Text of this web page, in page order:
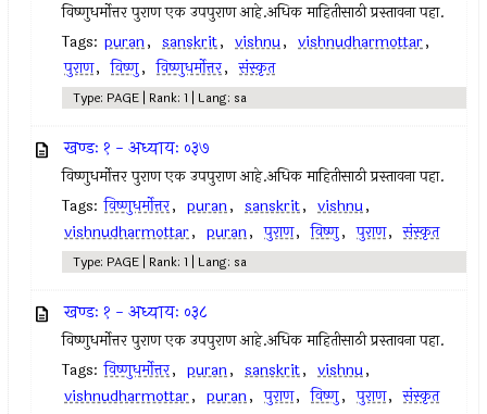
विष्णुधर्मोत्तर पुराण एक उपपुराण आहे.अधिक माहितीसाठी प्रस्तावना पहा.
Tags: puran, sanskrit, vishnu, vishnudharmottar,
पुराण, विष्णु, विष्णुधर्मोत्तर, संस्कृत
Type: PAGE | Rank: 1 | Lang: sa
खण्डः १ - अध्यायः ०३७
विष्णुधर्मोत्तर पुराण एक उपपुराण आहे.अधिक माहितीसाठी प्रस्तावना पहा.
Tags: विष्णुधर्मोत्तर, puran, sanskrit, vishnu,
vishnudharmottar, puran, पुराण, विष्णु, पुराण, संस्कृत
Type: PAGE | Rank: 1 | Lang: sa
खण्डः १ - अध्यायः ०३८
विष्णुधर्मोत्तर पुराण एक उपपुराण आहे.अधिक माहितीसाठी प्रस्तावना पहा.
Tags: विष्णुधर्मोत्तर, puran, sanskrit, vishnu,
vishnudharmottar, puran, पुराण, विष्णु, पुराण, संस्कृत